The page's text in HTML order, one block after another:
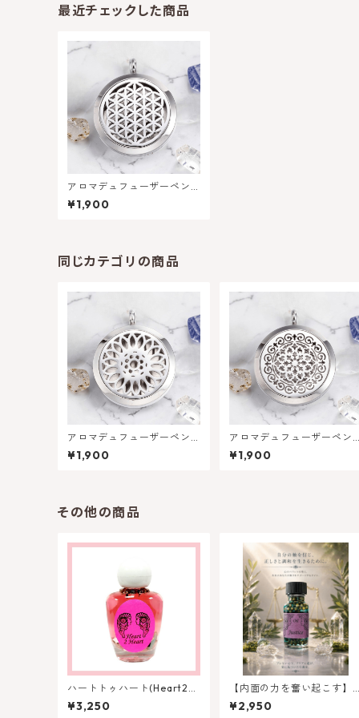
最近チェックした商品
アロマデュフューザーペン
ダントヘッド・神聖幾何学
フラワーオブライフ
¥1,900
同じカテゴリの商品
アロマデュフューザーペン
ダントヘッド - フラワー風
デザイン | メモリーオイルの
¥1,900
アロマデュフューザーペン
ダント ヘッド - アラベスク
風デザイン | メモリーオイ
¥1,900
その他の商品
ハートトゥハート(Heart2H
eart) 心から心へ - アンシエ
ントメモリーオイル 心を繋
¥3,250
【内面の力を奮い起こす】
メモリーオイル - ジャステ
ィス 正義
¥2,950